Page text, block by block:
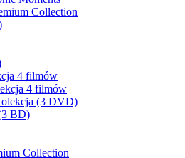
Collection
4 filmów
4 filmów
(3 DVD)
BD)
Collection